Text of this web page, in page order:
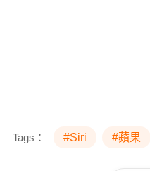
Tags： #Siri #蘋果